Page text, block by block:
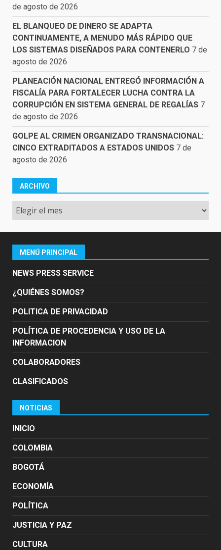
de agosto de 2026
EL BLANQUEO DE DINERO SE ADAPTA
CONTINUAMENTE, A MENUDO MÁS RÁPIDO QUE
LOS SISTEMAS DISEÑADOS PARA CONTENERLO 7 de
agosto de 2026
PLANEACIÓN NACIONAL ENTREGÓ INFORMACIÓN A
FISCALÍA PARA FORTALECER LUCHA CONTRA LA
CORRUPCIÓN EN SISTEMA GENERAL DE REGALÍAS 7
de agosto de 2026
GOLPE AL CRIMEN ORGANIZADO TRANSNACIONAL:
CINCO EXTRADITADOS A ESTADOS UNIDOS 7 de
agosto de 2026
ARCHIVO
Archivo
MENÚ PRINCIPAL
NEWS PRESS SERVICE
¿QUIÉNES SOMOS?
POLITICA DE PRIVACIDAD
POLÍTICA DE PROCEDENCIA Y USO DE LA
INFORMACION
COLABORADORES
CLASIFICADOS
NOTICIAS
INICIO
COLOMBIA
BOGOTÁ
ECONOMÍA
POLÍTICA
JUSTICIA Y PAZ
CULTURA